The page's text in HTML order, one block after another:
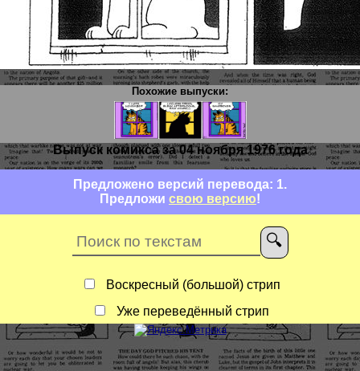
Похожие выпуски:
Выпуск комикса за 04 ноября 1976 года
Предложено версий перевода: 1.
Предложи свою версию!
Воскресный (большой) стрип
Уже переведённый стрип